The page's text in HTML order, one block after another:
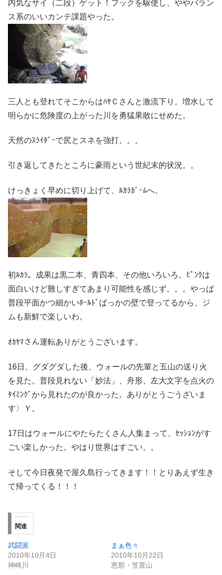
内気なサイ（二段）ゲット！フックを駆使し、ややバラン
ス系のいいカンテ課題やった。
三人とも登れてそこからはﾊﾔＣさんと激流下り。増水して
明らかに危険度の上がった川を勇猛果敢にせめた。
天然のｽﾗｲﾀﾞｰで尻とスネを強打。。。
引き返してきたところに豪雨という世紀末的状況。。
けっきょく早めに切り上げて、ﾙｶﾗｶﾞｰﾑへ。
初ﾙｶﾗ。成果は黒二本、青四本、その他いろいろ。ﾋﾟﾝｸは
面白いけど難しすぎてあまり可能性を感じず。。。やっぱ
普段平面かつ細かいﾎｰﾙﾄﾞばっかの壁で登ってるから、ジ
ムも新鮮で楽しいわ。
ｵｶﾔﾏさん運転ありがとうございます。
16日、グダグダした後、ウォールの先輩と五山の送り火
を見た。普段見れない「妙法」、舟形、左大文字を点火の
ﾀｲﾐﾝｸﾞから見れたのが良かった。ありがとうごうざいま
す〉Ｙ。
17日はウォールにやたらたくさん人集まって、ｾｯｼｮﾝがす
ごい楽しかった。やはり世界はすごい。。
そして今日夜発で屋久島行ってきます！！とりあえず生き
て帰ってくる！！！
関連
武闘派
2010年10月4日
神崎川
まぁ色々
2010年10月22日
恵那・笠置山